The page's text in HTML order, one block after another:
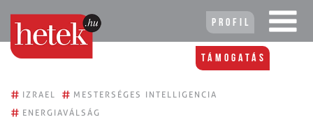
Profil
Támogatás
# IZRAEL # MESTERSÉGES INTELLIGENCIA
# ENERGIAVÁLSÁG